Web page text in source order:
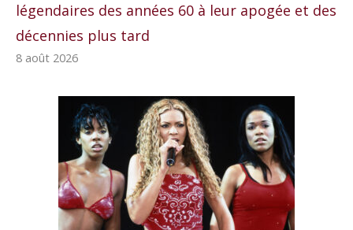
légendaires des années 60 à leur apogée et des
décennies plus tard
8 août 2026